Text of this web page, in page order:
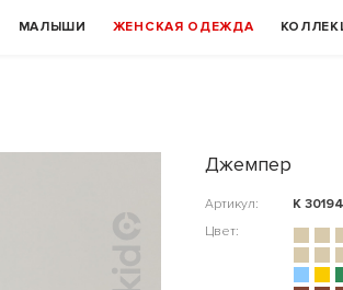
МАЛЫШИ ЖЕНСКАЯ ОДЕЖДА
Джемпер
Артикул:
К
Цвет: